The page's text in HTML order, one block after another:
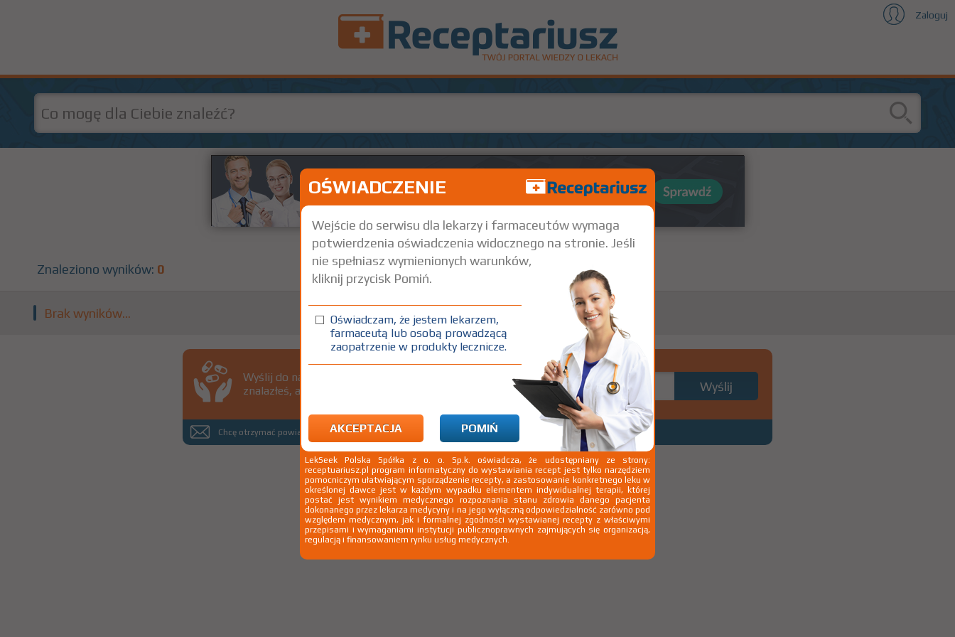
Zaloguj
Znaleziono wyników: 0
Brak wyników...
Wyślij do nas nazwę leku, którego nie
znalazłeś, a dodamy go do naszej bazy
NAZWA LEKU
Chcę otrzymać powiadomienie e-mail o dodaniu produktu do bazy
OŚWIADCZENIE
Wejście do serwisu dla lekarzy i farmaceutów wymaga
potwierdzenia oświadczenia widocznego na stronie. Jeśli
nie spełniasz wymienionych warunków,
kliknij przycisk Pomiń.
Oświadczam, że jestem lekarzem,
farmaceutą lub osobą prowadzącą
zaopatrzenie w produkty lecznicze.
AKCEPTACJA POMIŃ
LekSeek Polska Spółka z o. o. Sp.k. oświadcza, że udostępniany ze strony:
receptuariusz.pl program informatyczny do wystawiania recept jest tylko narzędziem
pomocniczym ułatwiającym sporządzenie recepty, a zastosowanie konkretnego leku w
określonej dawce jest w każdym wypadku elementem indywidualnej terapii, której
postać jest wynikiem medycznego rozpoznania stanu zdrowia danego pacjenta
dokonanego przez lekarza medycyny i na jego wyłączną odpowiedzialność zarówno pod
względem medycznym, jak i formalnej zgodności wystawianej recepty z właściwymi
przepisami i wymaganiami instytucji publicznoprawnych zajmujących się organizacją,
regulacją i finansowaniem rynku usług medycznych.